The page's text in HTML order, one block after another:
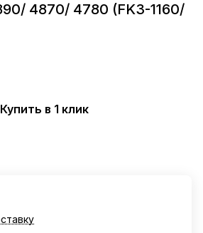
4870/ 4780 (FK3-1160/
Купить в 1 клик